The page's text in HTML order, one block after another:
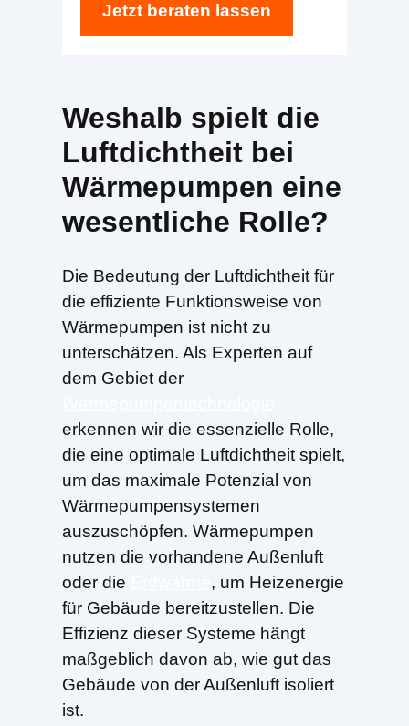
Jetzt beraten lassen
Weshalb spielt die
Luftdichtheit bei
Wärmepumpen eine
wesentliche Rolle?
Die Bedeutung der Luftdichtheit für
die effiziente Funktionsweise von
Wärmepumpen ist nicht zu
unterschätzen. Als Experten auf
dem Gebiet der
erkennen wir die essenzielle Rolle,
die eine optimale Luftdichtheit spielt,
um das maximale Potenzial von
Wärmepumpensystemen
auszuschöpfen. Wärmepumpen
nutzen die vorhandene Außenluft
oder die
, um Heizenergie
für Gebäude bereitzustellen. Die
Effizienz dieser Systeme hängt
maßgeblich davon ab, wie gut das
Gebäude von der Außenluft isoliert
ist.